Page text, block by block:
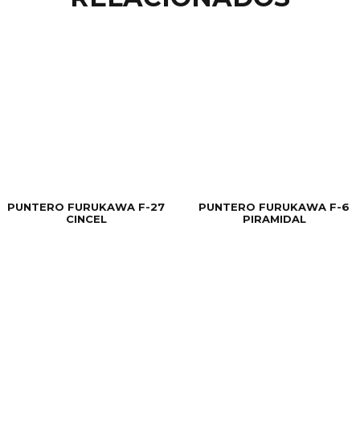
PUNTERO FURUKAWA F-27
CINCEL
PUNTERO FURUKAWA F-6
PIRAMIDAL